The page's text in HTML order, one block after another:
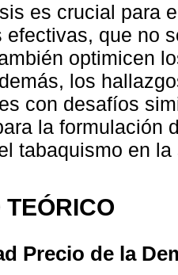
es crucial para
efectivas, que no
optimicen
los
con desafíos
la formulación
tabaquismo en
Precio de la